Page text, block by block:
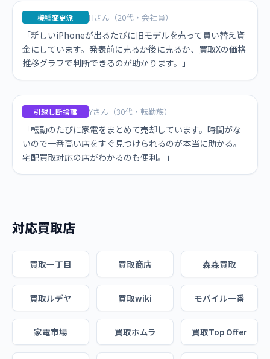
機種変更派 Hさん（20代・会社員）
「新しいiPhoneが出るたびに旧モデルを売って買い替え資
金にしています。発表前に売るか後に売るか、買取Xの価格
推移グラフで判断できるのが助かります。」
引越し断捨離 Yさん（30代・転勤族）
「転勤のたびに家電をまとめて売却しています。時間がな
いので一番高い店をすぐ見つけられるのが本当に助かる。
宅配買取対応の店がわかるのも便利。」
対応買取店
買取一丁目 買取商店 森森買取
買取ルデヤ 買取wiki モバイル一番
家電市場 買取ホムラ 買取Top Offer